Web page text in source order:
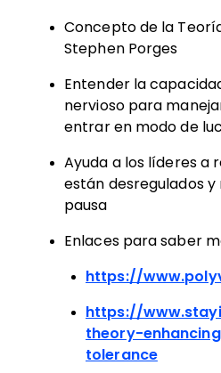
Concepto de la
Stephen Porges
Entender la
nervioso para
entrar en modo de
Ayuda a los líderes a
están desregulados
pausa
Enlaces para saber
https://
https://
theory-
tolerance